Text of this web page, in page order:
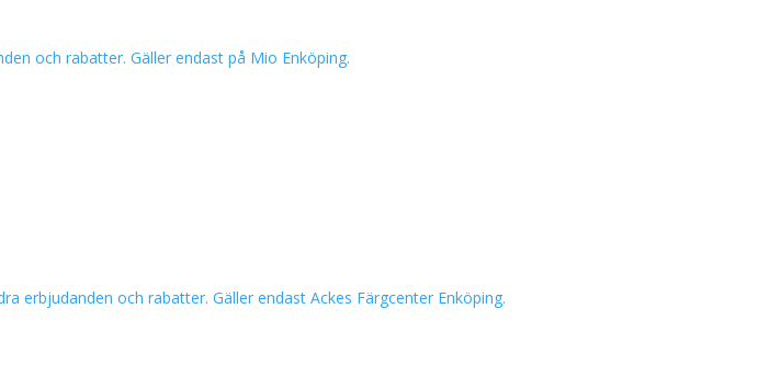
och rabatter. Gäller endast på Mio Enköping.
erbjudanden och rabatter. Gäller endast Ackes Färgcenter Enköping.